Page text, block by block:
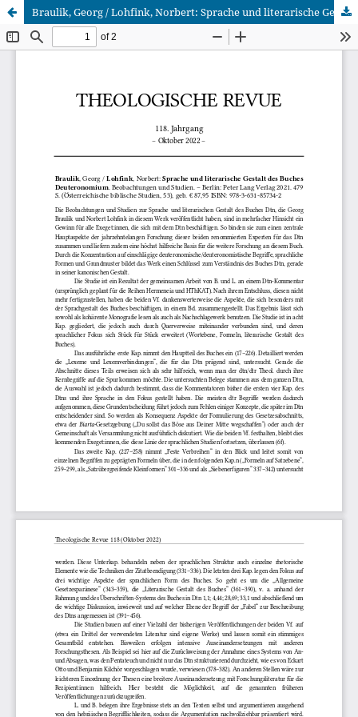
Braulik, Georg / Lohfink, Norbert: Sprache und literarische Gestalt des Buches Deuteronomium. Beobachtungen und Studien